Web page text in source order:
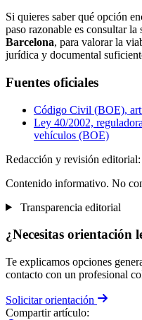
Si quieres saber qué opción
paso razonable es consultar la
Barcelona, para valorar la
jurídica y documental
Fuentes oficiales
Código Civil (BOE),
Ley 40/2002,
vehículos (BOE)
Redacción y revisión
Contenido informativo. No
Transparencia editorial
¿Necesitas orientación
Te explicamos opciones
contacto con un profesional
Solicitar orientación
Compartir artículo: